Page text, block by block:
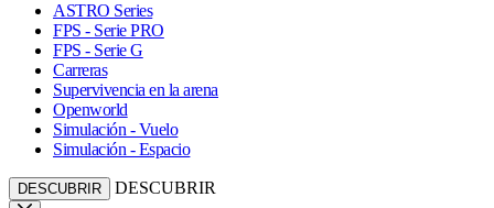
ASTRO Series
FPS - Serie PRO
FPS - Serie G
Carreras
Supervivencia en la arena
Openworld
Simulación - Vuelo
Simulación - Espacio
DESCUBRIR DESCUBRIR